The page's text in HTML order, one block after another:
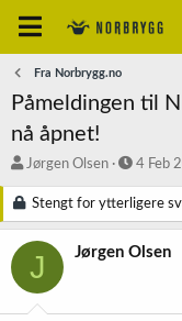
Fra Norbrygg.no
Påmeldingen til
nå åpnet!
T
å
d
s
Jørgen Olsen
S
a
r
t
d
4 Feb
Stengt for ytterligere
J Jørgen Olsen